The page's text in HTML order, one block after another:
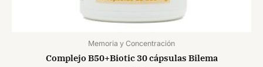
Memoria y Concentración
Complejo B50+Biotic 30 cápsulas Bilema